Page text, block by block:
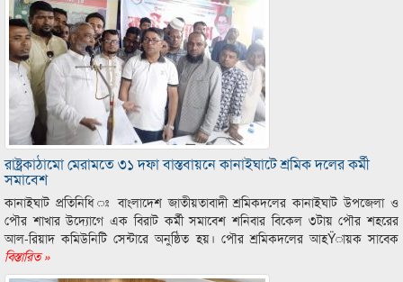
রাষ্ট্রকাঠামো মেরামতে ৩১ দফা বাস্তবায়নে কানাইঘাটে শ্রমিক দলের কর্মী
সমাবেশ
কানাইঘাট প্রতিনিধি ঃ বাংলাদেশ জাতীয়তাবাদী শ্রমিকদলের কানাইঘাট উপজেলা ও
পৌর শাখার উদ্যোগে এক বিরাট কর্মী সমাবেশ শনিবার বিকেল ৩টায় পৌর শহরের
আল-রিয়াদ কমিউনিটি সেন্টারে অনুষ্ঠিত হয়। পৌর শ্রমিকদলের আহŸায়ক সাবেক
বিস্তারিত »